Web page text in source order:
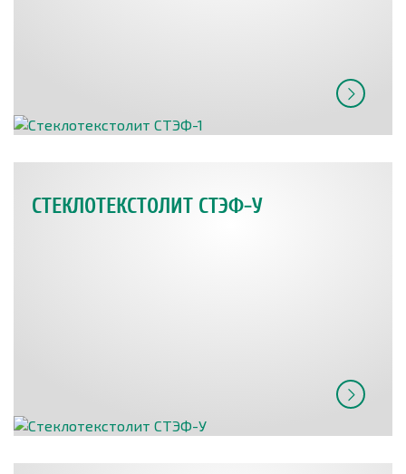
СТЕКЛОТЕКСТОЛИТ СТЭФ-У